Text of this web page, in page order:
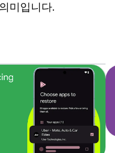
미입니다.